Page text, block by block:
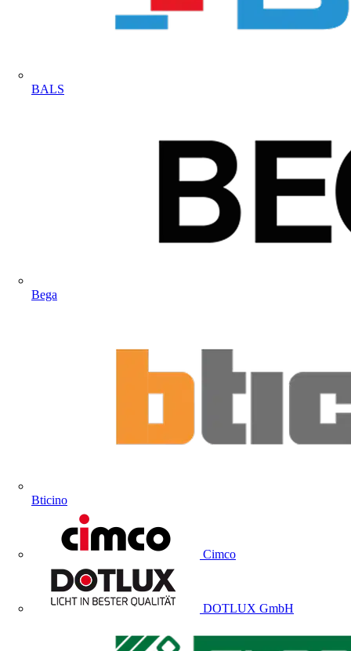
BALS
Bega
Bticino
Cimco
DOTLUX GmbH